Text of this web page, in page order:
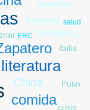
literatura
comida
China
hostelería
internet
poemas
crisis
Italia
Putin
ERC
salud